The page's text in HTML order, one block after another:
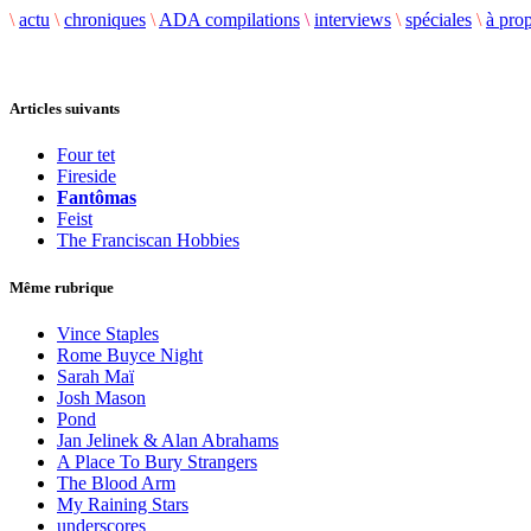
\ actu \ chroniques \ ADA compilations \ interviews \ spéciales \ à
Articles suivants
Four tet
Fireside
Fantômas
Feist
The Franciscan Hobbies
Même rubrique
Vince Staples
Rome Buyce Night
Sarah Maï
Josh Mason
Pond
Jan Jelinek & Alan Abrahams
A Place To Bury Strangers
The Blood Arm
My Raining Stars
underscores